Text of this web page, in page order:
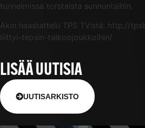
tunnelmissa torstaista sunnuntaihin.
Akin haastattelu TPS TV:stä: http://
liittyi-tepsin-talkoojoukkoihin/
LISÄÄ UUTISIA
UUTISARKISTO